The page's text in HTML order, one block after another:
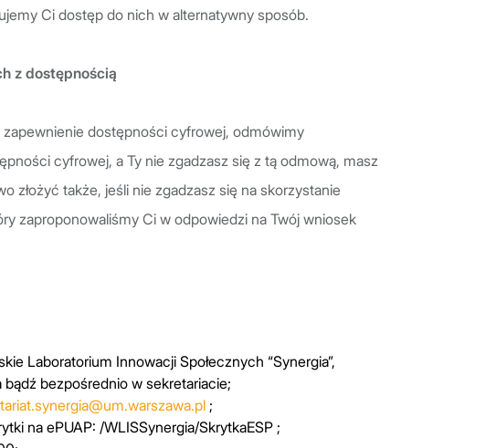
Ci dostęp do nich w alternatywny sposób.
z dostępnością
dostępności cyfrowej, odmówimy
cyfrowej, a Ty nie zgadzasz się z tą odmową, masz
złożyć także, jeśli nie zgadzasz się na skorzystanie
zaproponowaliśmy Ci w odpowiedzi na Twój wniosek
Laboratorium Innowacji Społecznych “Synergia”,
bezpośrednio w sekretariacie;
;
na ePUAP: /WLISSynergia/SkrytkaESP ;